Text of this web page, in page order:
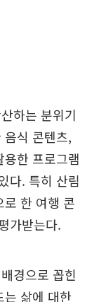
하는 분위기
식 콘텐츠,
한 프로그램
다. 특히 산림
한 여행 콘
가받는다.
경으로 꼽힌
삶에 대한